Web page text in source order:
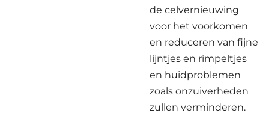
de celvernieuwing
voor het voorkomen
en reduceren van fijne
lijntjes en rimpeltjes
en huidproblemen
zoals onzuiverheden
zullen verminderen.